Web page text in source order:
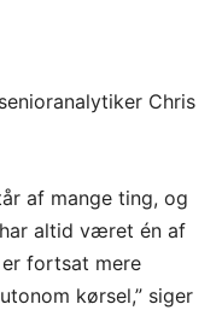
Chris
af mange ting, og
altid været én af
er fortsat mere
kørsel,” siger